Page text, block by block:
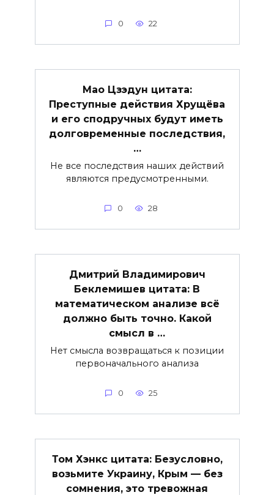
0 22
Мао Цзэдун цитата:
Преступные действия Хрущёва
и его сподручных будут иметь
долговременные последствия,
…
Не все последствия наших действий
являются предусмотренными.
0 28
Дмитрий Владимирович
Беклемишев цитата: В
математическом анализе всё
должно быть точно. Какой
смысл в …
Нет смысла возвращаться к позиции
первоначального анализа
0 25
Том Хэнкс цитата: Безусловно,
возьмите Украину, Крым — без
сомнения, это тревожная